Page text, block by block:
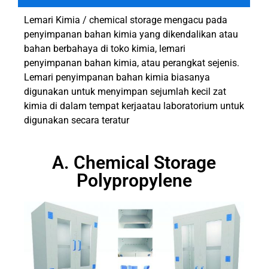
Lemari Kimia / chemical storage mengacu pada
penyimpanan bahan kimia yang dikendalikan atau
bahan berbahaya di toko kimia, lemari
penyimpanan bahan kimia, atau perangkat sejenis.
Lemari penyimpanan bahan kimia biasanya
digunakan untuk menyimpan sejumlah kecil zat
kimia di dalam tempat kerjaatau laboratorium untuk
digunakan secara teratur
A. Chemical Storage
Polypropylene